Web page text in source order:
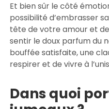
Et bien sûr le côté
possibilité d’embrasser
tête de votre amour et
sentir le doux parfum du
bouffée satisfaite, une
respirer et de vivre à
Dans quoi